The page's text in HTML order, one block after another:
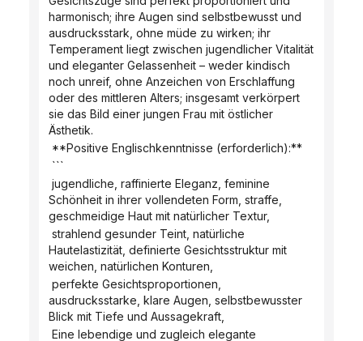
harmonisch; ihre Augen sind selbstbewusst und
ausdrucksstark, ohne müde zu wirken; ihr
Temperament liegt zwischen jugendlicher Vitalität
und eleganter Gelassenheit – weder kindisch
noch unreif, ohne Anzeichen von Erschlaffung
oder des mittleren Alters; insgesamt verkörpert
sie das Bild einer jungen Frau mit östlicher
Ästhetik.
**Positive Englischkenntnisse (erforderlich):**
```
Schönheit in ihrer vollendeten Form, straffe,
geschmeidige Haut mit natürlicher Textur,
Hautelastizität, definierte Gesichtsstruktur mit
weichen, natürlichen Konturen,
ausdrucksstarke, klare Augen, selbstbewusster
Blick mit Tiefe und Aussagekraft,